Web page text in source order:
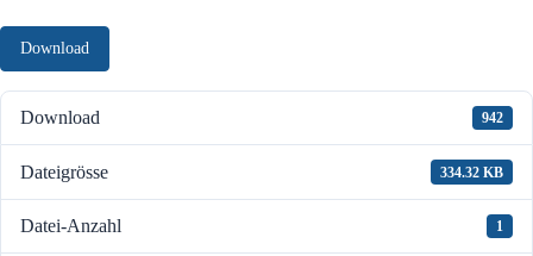
Download
Download 942
Dateigrösse 334.32 KB
Datei-Anzahl 1